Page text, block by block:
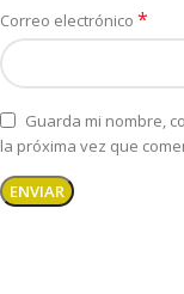
Correo electrónico *
Guarda mi nombre,
la próxima vez que